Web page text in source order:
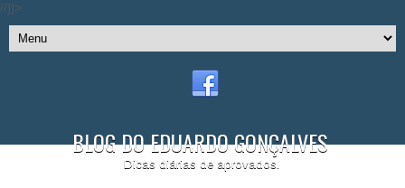
//]]>
BLOG DO EDUARDO GONÇALVES
Dicas diárias de aprovados.